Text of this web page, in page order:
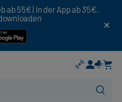
ab 55€ | In der App ab 35€.